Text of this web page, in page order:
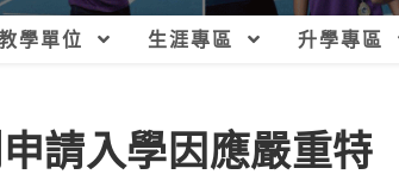
學單位 生涯專區 升學專區
請入學因應嚴重特